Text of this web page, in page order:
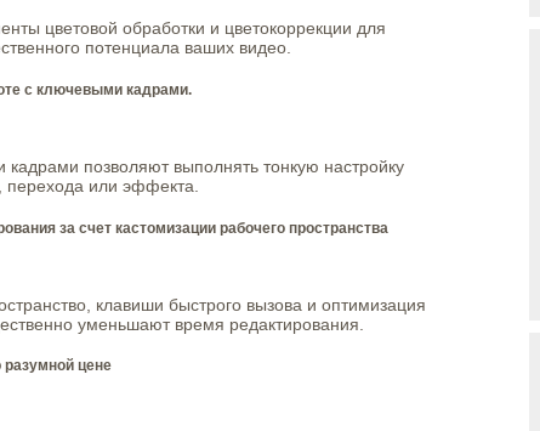
цветовой обработки и цветокоррекции для
потенциала ваших видео.
с ключевыми кадрами.
позволяют выполнять тонкую настройку
перехода или эффекта.
за счет кастомизации рабочего пространства
клавиши быстрого вызова и оптимизация
уменьшают время редактирования.
цене